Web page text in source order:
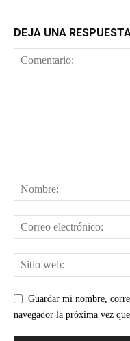
DEJA UNA
Guardar mi nombre,
navegador la próxima vez que